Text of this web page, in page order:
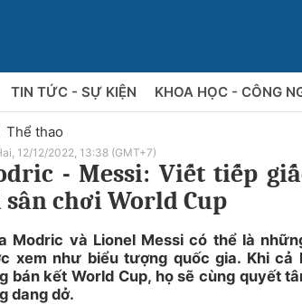
TIN TỨC - SỰ KIỆN KHOA HỌC - CÔNG
Thể thao
12/12/2022, 13:38 (GMT+7)
- Messi: Viết tiếp
sân chơi World Cup
Modric và Lionel Messi có thể là
xem như biểu tượng quốc gia. Khi cả
bán kết World Cup, họ sẽ cùng quyết
dang dở.